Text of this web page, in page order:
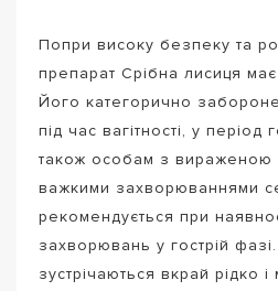
Попри високу безпеку та
препарат Срібна лисиця
Його категорично
під час вагітності, у
також особам з вираженою
важкими захворюваннями
рекомендується при
захворювань у гострій
зустрічаються вкрай рідко